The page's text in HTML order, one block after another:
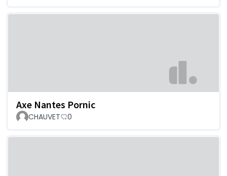
Axe Nantes Pornic
CHAUVET 0